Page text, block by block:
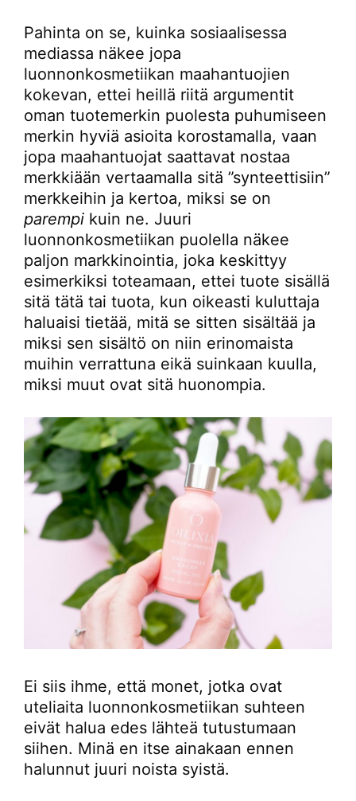
Pahinta on se, kuinka sosiaalisessa
mediassa näkee jopa
luonnonkosmetiikan maahantuojien
kokevan, ettei heillä riitä argumentit
oman tuotemerkin puolesta puhumiseen
merkin hyviä asioita korostamalla, vaan
jopa maahantuojat saattavat nostaa
merkkiään vertaamalla sitä ”synteettisiin”
merkkeihin ja kertoa, miksi se on
parempi kuin ne. Juuri
luonnonkosmetiikan puolella näkee
paljon markkinointia, joka keskittyy
esimerkiksi toteamaan, ettei tuote sisällä
sitä tätä tai tuota, kun oikeasti kuluttaja
haluaisi tietää, mitä se sitten sisältää ja
miksi sen sisältö on niin erinomaista
muihin verrattuna eikä suinkaan kuulla,
miksi muut ovat sitä huonompia.
Ei siis ihme, että monet, jotka ovat
uteliaita luonnonkosmetiikan suhteen
eivät halua edes lähteä tutustumaan
siihen. Minä en itse ainakaan ennen
halunnut juuri noista syistä.